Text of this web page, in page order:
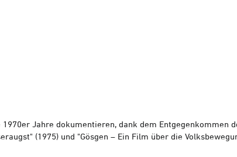
Jahre dokumentieren, dank dem Entgegenkommen
(1975) und "Gösgen – Ein Film über die